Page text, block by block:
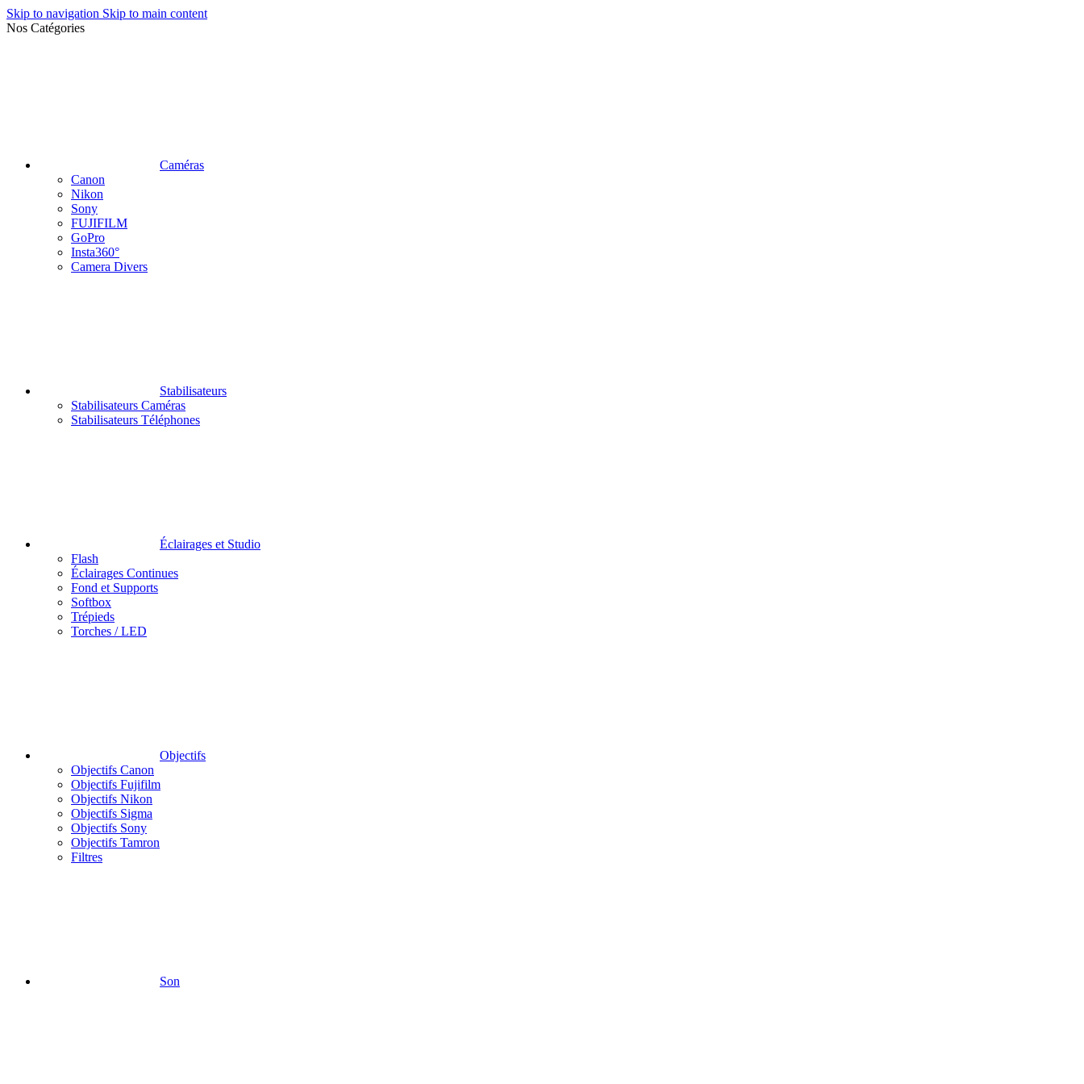
Skip to navigation Skip to main content
Nos Catégories
Caméras
Canon
Nikon
Sony
FUJIFILM
GoPro
Insta360°
Camera Divers
Stabilisateurs
Stabilisateurs Caméras
Stabilisateurs Téléphones
Éclairages et Studio
Flash
Éclairages Continues
Fond et Supports
Softbox
Trépieds
Torches / LED
Objectifs
Objectifs Canon
Objectifs Fujifilm
Objectifs Nikon
Objectifs Sigma
Objectifs Sony
Objectifs Tamron
Filtres
Son